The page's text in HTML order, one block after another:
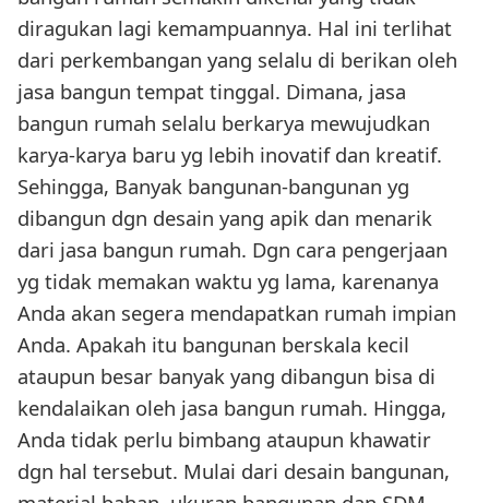
diragukan lagi kemampuannya. Hal ini terlihat
dari perkembangan yang selalu di berikan oleh
jasa bangun tempat tinggal. Dimana, jasa
bangun rumah selalu berkarya mewujudkan
karya-karya baru yg lebih inovatif dan kreatif.
Sehingga, Banyak bangunan-bangunan yg
dibangun dgn desain yang apik dan menarik
dari jasa bangun rumah. Dgn cara pengerjaan
yg tidak memakan waktu yg lama, karenanya
Anda akan segera mendapatkan rumah impian
Anda. Apakah itu bangunan berskala kecil
ataupun besar banyak yang dibangun bisa di
kendalaikan oleh jasa bangun rumah. Hingga,
Anda tidak perlu bimbang ataupun khawatir
dgn hal tersebut. Mulai dari desain bangunan,